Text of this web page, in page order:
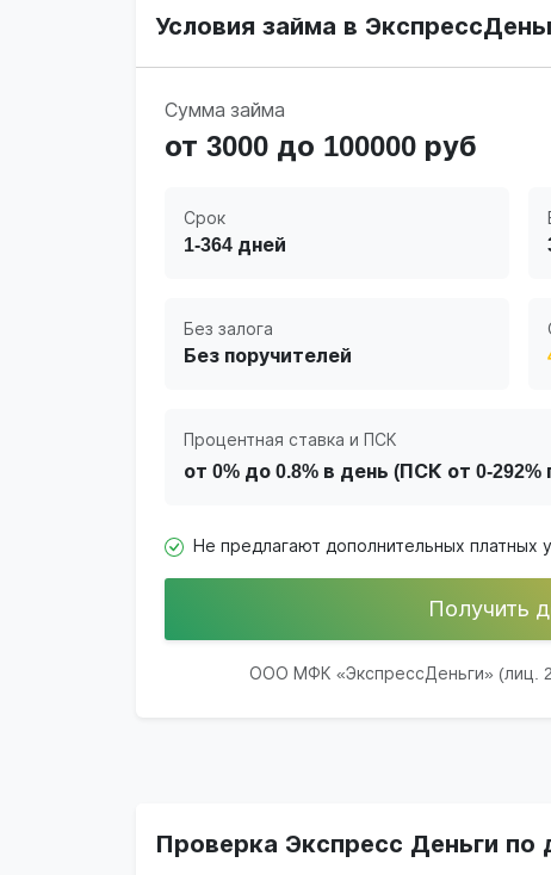
Условия займа в
Сумма займа
от 3000 до 100000 руб
Срок
1-364 дней
Без залога
Без поручителей
Процентная ставка и ПСК
от 0% до 0.8% в день (ПСК от 0-292%
Не предлагают дополнительных платных
Получить
ООО МФК «ЭкспрессДеньги» (лиц.
Проверка Экспресс Деньги по